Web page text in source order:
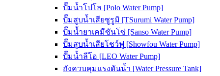
ปั๊มน้ำโปโล [Polo Water Pump]
ปั๊มสูบน้ำเสียซูรูมิ [TSurumi Water Pump]
ปั๊มน้ำยาเคมีซันโซ่ [Sanso Water Pump]
ปั๊มสูบน้ำเสียโชว์ฟู [Showfou Water Pump]
ปั๊มน้ำลีโอ [LEO Water Pump]
ถังควบคุมแรงดันน้ำ [Water Pressure Tank]